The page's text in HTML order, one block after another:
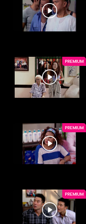
PREMIUM
PREMIUM
PREMIUM